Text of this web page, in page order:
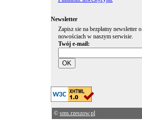
Newsletter
Zapisz sie na bezpłatny newsletter o
nowościach w naszym serwisie.
Twój e-mail:
© sms.rzeszow.pl